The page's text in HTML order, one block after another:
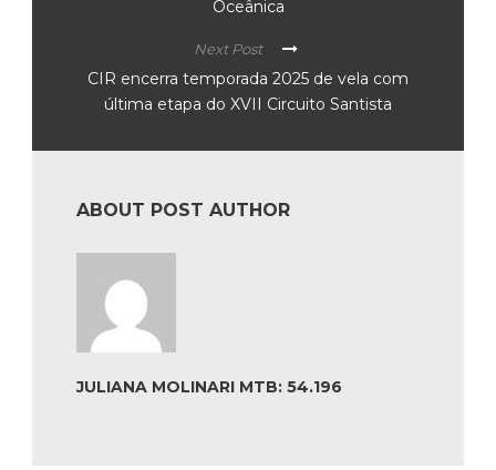
Oceânica
Next Post
CIR encerra temporada 2025 de vela com
última etapa do XVII Circuito Santista
ABOUT POST AUTHOR
JULIANA MOLINARI MTB: 54.196